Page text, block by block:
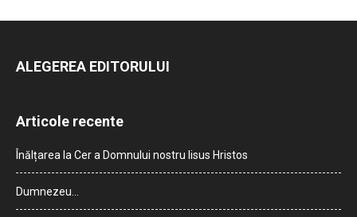
ALEGEREA EDITORULUI
Articole recente
Înălțarea la Cer a Domnului nostru Iisus Hristos
Dumnezeu…